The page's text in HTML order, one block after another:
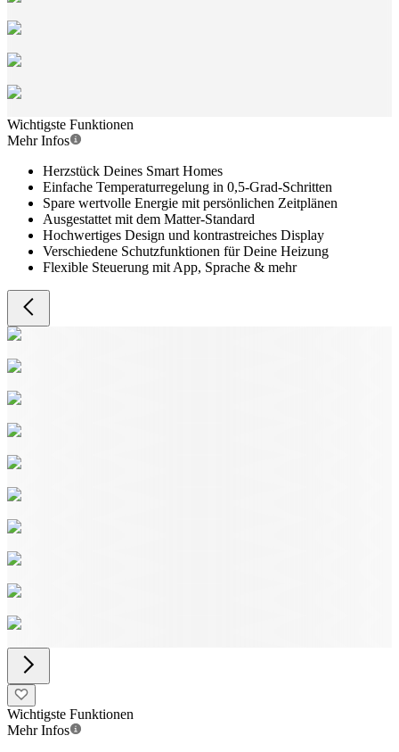
Wichtigste Funktionen
Mehr Infos
Herzstück Deines Smart Homes
Einfache Temperaturregelung in 0,5-Grad-Schritten
Spare wertvolle Energie mit persönlichen Zeitplänen
Ausgestattet mit dem Matter-Standard
Hochwertiges Design und kontrastreiches Display
Verschiedene Schutzfunktionen für Deine Heizung
Flexible Steuerung mit App, Sprache & mehr
Wichtigste Funktionen
Mehr Infos